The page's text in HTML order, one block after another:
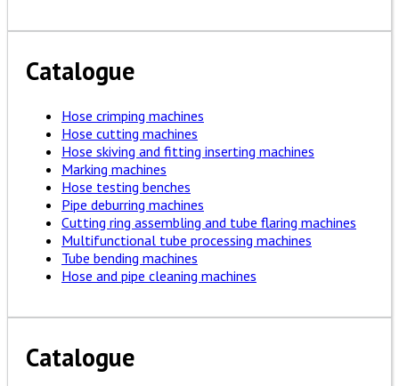
Catalogue
Hose crimping machines
Hose cutting machines
Hose skiving and fitting inserting machines
Marking machines
Hose testing benches
Pipe deburring machines
Cutting ring assembling and tube flaring machines
Multifunctional tube processing machines
Tube bending machines
Hose and pipe cleaning machines
Catalogue